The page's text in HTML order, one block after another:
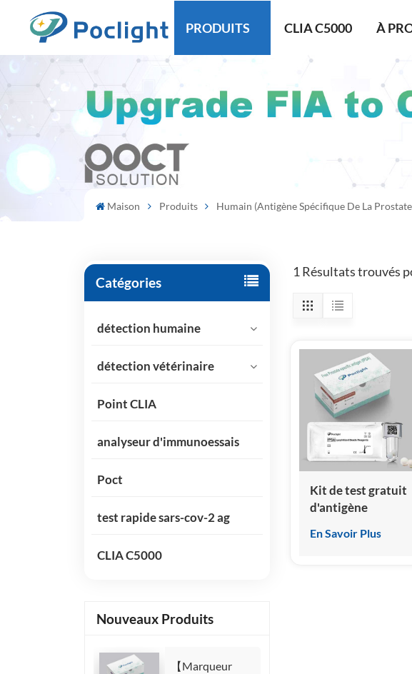
PRODUITS CLIA C5000 À
Maison Produits Humain (Antigène Spécifique De La
Catégories
détection humaine
détection vétérinaire
Point CLIA
analyseur d'immunoessais
Poct
test rapide sars-cov-2 ag
CLIA C5000
Nouveaux Produits
【Marqueur
1 Résultats trouvés
Kit de test gratuit
d'antigène
prostate (fPSA)
En Savoir Plus